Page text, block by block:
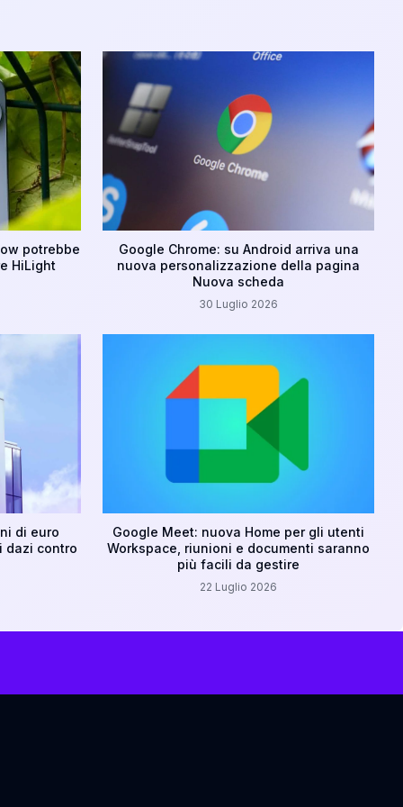
potrebbe
HiLight
Google Chrome: su Android arriva una
nuova personalizzazione della pagina
Nuova scheda
30 Luglio 2026
di euro
dazi contro
Google Meet: nuova Home per gli utenti
Workspace, riunioni e documenti saranno
più facili da gestire
22 Luglio 2026